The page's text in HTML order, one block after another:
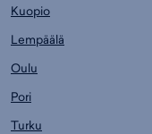
Kuopio
Lempäälä
Oulu
Pori
Turku